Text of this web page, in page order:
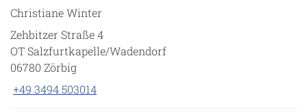
Christiane Winter
Zehbitzer Straße 4
OT Salzfurtkapelle/Wadendorf
06780 Zörbig
+49 3494 503014